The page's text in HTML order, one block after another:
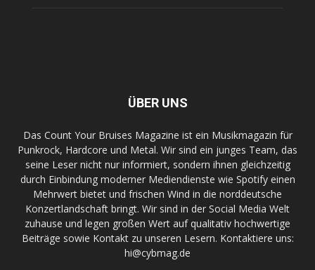
ÜBER UNS
Das Count Your Bruises Magazine ist ein Musikmagazin für
Punkrock, Hardcore und Metal. Wir sind ein junges Team, das
seine Leser nicht nur informiert, sondern ihnen gleichzeitig
durch Einbindung moderner Mediendienste wie Spotify einen
Mehrwert bietet und frischen Wind in die norddeutsche
Konzertlandschaft bringt. Wir sind in der Social Media Welt
zuhause und legen großen Wert auf qualitativ hochwertige
Beiträge sowie Kontakt zu unseren Lesern. Kontaktiere uns:
hi@cybmag.de